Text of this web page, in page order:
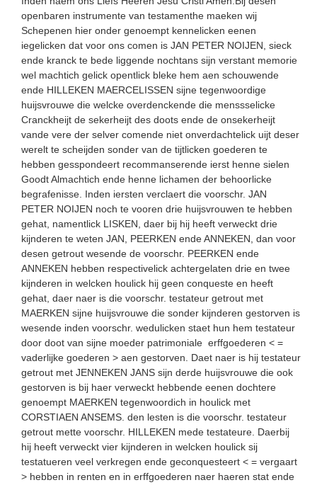
openbaren instrumente van testamenthe maeken wij
Schepenen hier onder genoempt kennelicken eenen
iegelicken dat voor ons comen is JAN PETER NOIJEN, sieck
ende kranck te bede liggende nochtans sijn verstant memorie
wel machtich gelick opentlick bleke hem aen schouwende
ende HILLEKEN MAERCELISSEN sijne tegenwoordige
huijsvrouwe die welcke overdenckende die menssselicke
Cranckheijt de sekerheijt des doots ende de onsekerheijt
vande vere der selver comende niet onverdachtelick uijt deser
werelt te scheijden sonder van de tijtlicken goederen te
hebben gesspondeert recommanserende ierst henne sielen
Goodt Almachtich ende henne lichamen der behoorlicke
begrafenisse. Inden iersten verclaert die voorschr. JAN
PETER NOIJEN noch te vooren drie huijsvrouwen te hebben
gehat, namentlick LISKEN, daer bij hij heeft verweckt drie
kijnderen te weten JAN, PEERKEN ende ANNEKEN, dan voor
desen getrout wesende de voorschr. PEERKEN ende
ANNEKEN hebben respectivelick achtergelaten drie en twee
kijnderen in welcken houlick hij geen conqueste en heeft
gehat, daer naer is die voorschr. testateur getrout met
MAERKEN sijne huijsvrouwe die sonder kijnderen gestorven is
wesende inden voorschr. wedulicken staet hun hem testateur
door doot van sijne moeder patrimoniale erffgoederen < =
vaderlijke goederen > aen gestorven. Daet naer is hij testateur
getrout met JENNEKEN JANS sijn derde huijsvrouwe die ook
gestorven is bij haer verweckt hebbende eenen dochtere
genoempt MAERKEN tegenwoordich in houlick met
CORSTIAEN ANSEMS. den lesten is die voorschr. testateur
getrout mette voorschr. HILLEKEN mede testateure. Daerbij
hij heeft verweckt vier kijnderen in welcken houlick sij
testatueren veel verkregen ende geconquesteert < = vergaart
> hebben in renten en in erffgoederen naer haeren stat ende